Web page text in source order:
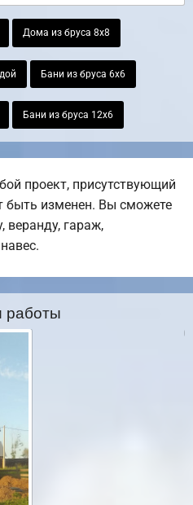
Дома из бруса 8х8
Бани из бруса 6х6
Бани из бруса 12х6
проект, присутствующий
быть изменен. Вы сможете
веранду, гараж,